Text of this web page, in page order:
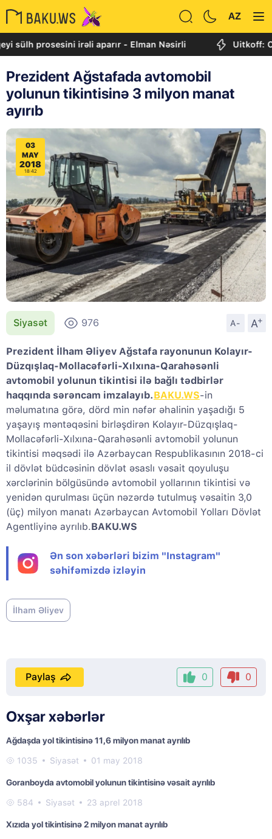
AZ
prosesini irəli aparır - Elman Nəsirli Uitkoff:
Prezident Ağstafada avtomobil
yolunun tikintisinə 3 milyon manat
ayırıb
03
MAY
2018
18:42
Siyasət 976 A- A
+
Prezident İlham Əliyev Ağstafa rayonunun Kolayır-
Düzqışlaq-Mollacəfərli-Xılxına-Qarahəsənli
avtomobil yolunun tikintisi ilə bağlı tədbirlər
haqqında sərəncam imzalayıb.BAKU.WS-in
məlumatına görə, dörd min nəfər əhalinin yaşadığı 5
yaşayış məntəqəsini birləşdirən Kolayır-Düzqışlaq-
Mollacəfərli-Xılxına-Qarahəsənli avtomobil yolunun
tikintisi məqsədi ilə Azərbaycan Respublikasının 2018-ci
il dövlət büdcəsinin dövlət əsaslı vəsait qoyuluşu
xərclərinin bölgüsündə avtomobil yollarının tikintisi və
yenidən qurulması üçün nəzərdə tutulmuş vəsaitin 3,0
(üç) milyon manatı Azərbaycan Avtomobil Yolları Dövlət
Agentliyinə ayrılıb.BAKU.WS
Ən son xəbərləri bizim "Instagram"
səhifəmizdə izləyin
İlham Əliyev
0 0
Paylaş
Oxşar xəbərlər
Ağdaşda yol tikintisinə 11,6 milyon manat ayrılıb
1035 Siyasət 01 may 2018
Goranboyda avtomobil yolunun tikintisinə vəsait ayrılıb
584 Siyasət 23 aprel 2018
Xızıda yol tikintisinə 2 milyon manat ayrılıb